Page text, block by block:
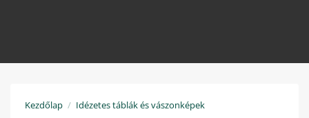
Kezdőlap / Idézetes táblák és vászonképek